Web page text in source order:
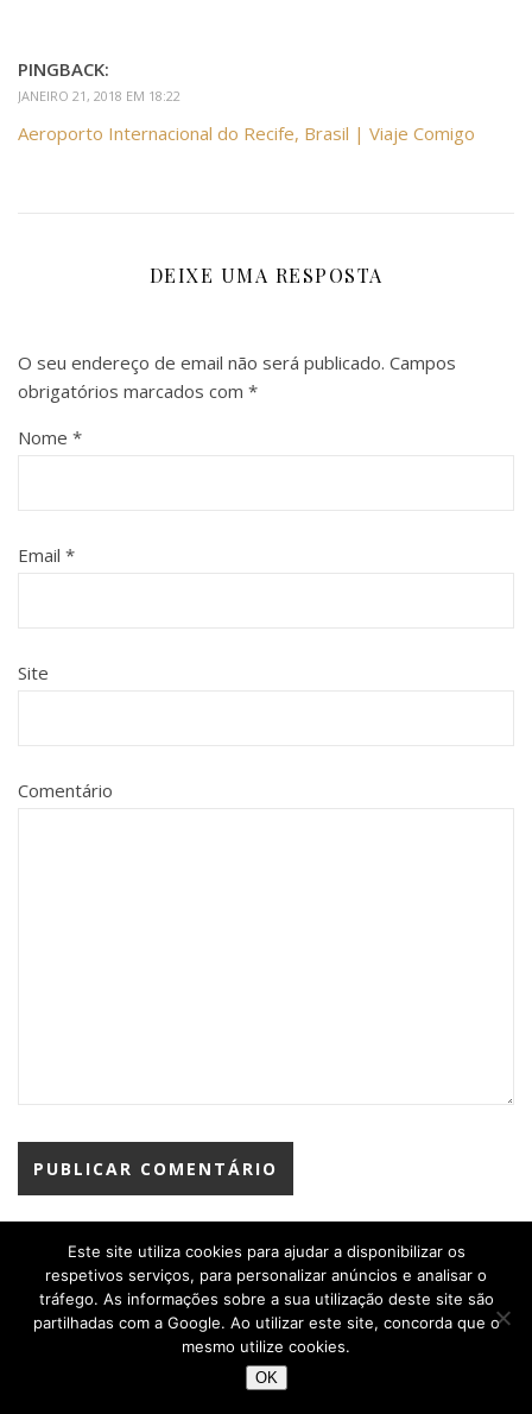
PINGBACK:
JANEIRO 21, 2018 EM 18:22
Aeroporto Internacional do Recife, Brasil | Viaje Comigo
DEIXE UMA RESPOSTA
O seu endereço de email não será publicado. Campos
obrigatórios marcados com *
Nome *
Email *
Site
Comentário
Este site utiliza cookies para ajudar a disponibilizar os
respetivos serviços, para personalizar anúncios e analisar o
tráfego. As informações sobre a sua utilização deste site são
partilhadas com a Google. Ao utilizar este site, concorda que o
mesmo utilize cookies.
OK